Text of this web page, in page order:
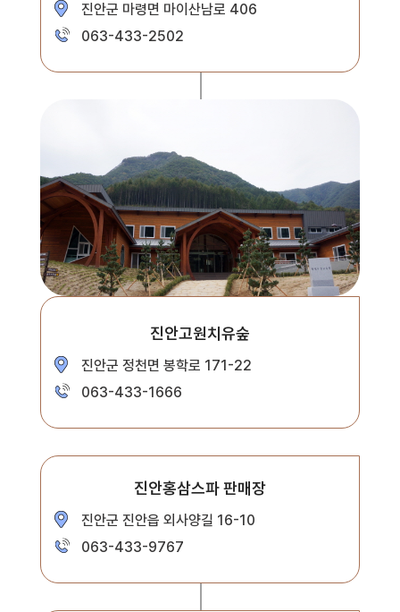
진안군 마령면 마이산남로 406
063-433-2502
진안고원치유숲
진안군 정천면 봉학로 171-22
063-433-1666
진안홍삼스파 판매장
진안군 진안읍 외사양길 16-10
063-433-9767